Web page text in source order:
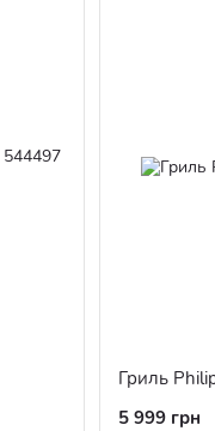
Гриль
5 999 грн